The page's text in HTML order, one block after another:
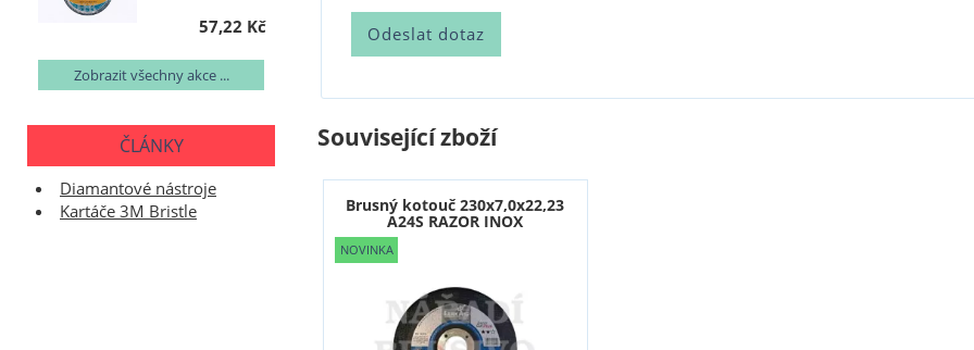
Související zboží
Brusný kotouč 230x7,0x22,23
A24S RAZOR INOX
57,22 Kč
Zobrazit všechny akce ...
ČLÁNKY
Diamantové nástroje
Kartáče 3M Bristle